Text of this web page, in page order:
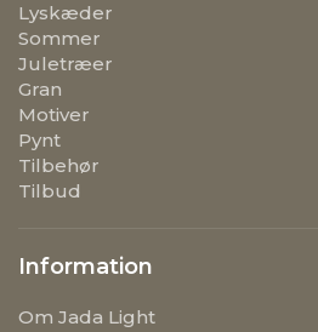
Lyskæder
Sommer
Juletræer
Gran
Motiver
Pynt
Tilbehør
Tilbud
Information
Om Jada Light